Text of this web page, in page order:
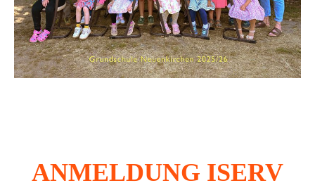
ANMELDUNG ISERV